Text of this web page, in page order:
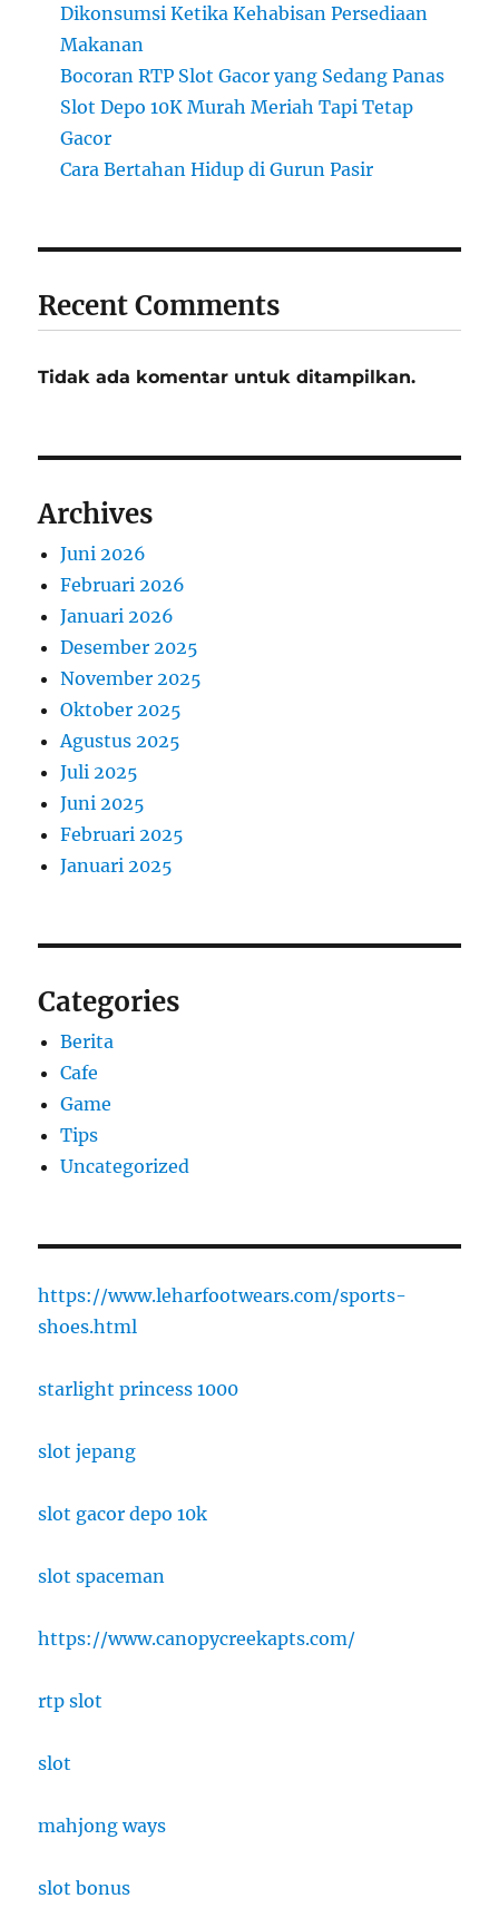
Dikonsumsi Ketika Kehabisan Persediaan
Makanan
Bocoran RTP Slot Gacor yang Sedang Panas
Slot Depo 10K Murah Meriah Tapi Tetap
Gacor
Cara Bertahan Hidup di Gurun Pasir
Recent Comments
Tidak ada komentar untuk ditampilkan.
Archives
Juni 2026
Februari 2026
Januari 2026
Desember 2025
November 2025
Oktober 2025
Agustus 2025
Juli 2025
Juni 2025
Februari 2025
Januari 2025
Categories
Berita
Cafe
Game
Tips
Uncategorized
https://www.leharfootwears.com/sports-
shoes.html
starlight princess 1000
slot jepang
slot gacor depo 10k
slot spaceman
https://www.canopycreekapts.com/
rtp slot
slot
mahjong ways
slot bonus